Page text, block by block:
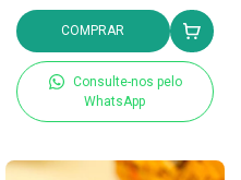
COMPRAR
Consulte-nos pelo
WhatsApp